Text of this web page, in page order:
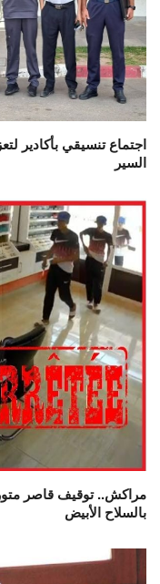
اجتماع تنسيقي بأكادير
السير
مراكش.. توقيف قاصر
بالسلاح الأبيض